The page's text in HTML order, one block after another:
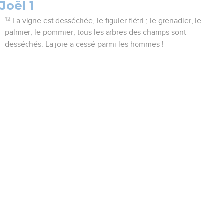
Joël 1
12
La vigne est desséchée, le figuier flétri ; le grenadier, le
palmier, le pommier, tous les arbres des champs sont
desséchés. La joie a cessé parmi les hommes !